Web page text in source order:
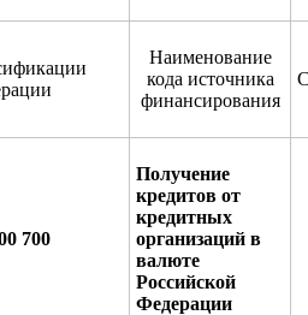
Наименование
кода источника
финансирования
700
Получение
кредитов от
кредитных
организаций в
валюте
Российской
Федерации